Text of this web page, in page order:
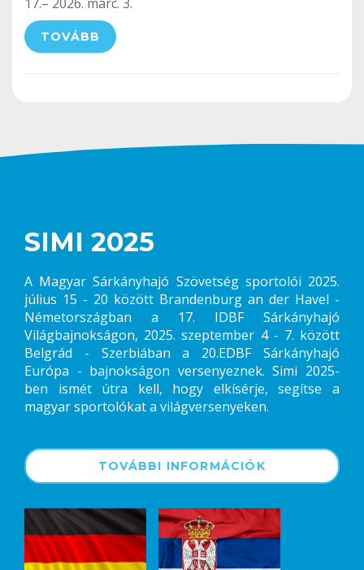
TOVÁBB
SIMI 2025
A Magyar Sárkányhajó Szövetség sportolói 2025.
július 15 - 20 között Brandenburg an der Havel -
Németországban a 17. IDBF Sárkányhajó
Világbajnokságon, 2025. szeptember 4 - 7. között
Belgrád - Szerbiában a 20.EDBF Sárkányhajó
Európa - bajnokságon versenyeznek. Simi 2025-
ben ismét útra kell, hogy elkísérje, segítse a
magyar sportolókat a világversenyeken.
TOVÁBBI INFORMÁCIÓK